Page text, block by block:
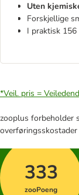
Uten
Forskjellige
I praktisk 156
*Veil. pris =
zooplus forbeholder
333
zooPoeng